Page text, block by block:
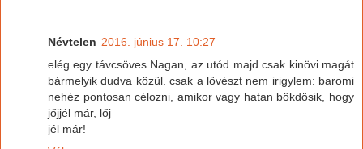
Névtelen 2016. június 17. 10:27
elég egy távcsöves Nagan, az utód majd csak kinövi magát
bármelyik dudva közül. csak a lövészt nem irigylem: baromi
nehéz pontosan célozni, amikor vagy hatan bökdösik, hogy
jőjjél már, lőj
jél már!